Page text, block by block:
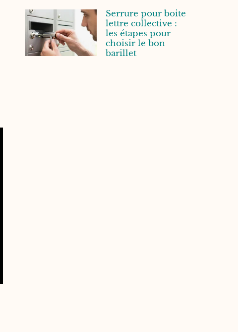
Serrure pour boite
lettre collective :
les étapes pour
choisir le bon
barillet